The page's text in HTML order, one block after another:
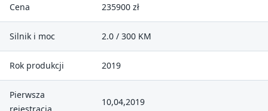
Cena 235900 zł
Silnik i moc 2.0 / 300 KM
Rok produkcji 2019
Pierwsza
10,04,2019